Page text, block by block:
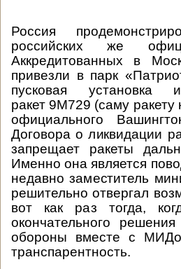
Россия
российских же
Аккредитованных в
привезли в парк
пусковая установка
ракет 9М729 (саму
официального
Договора о ликвидации
запрещает ракеты
Именно она является
недавно заместитель
решительно отвергал
вот как раз тогда,
окончательного
обороны вместе с
транспарентность.